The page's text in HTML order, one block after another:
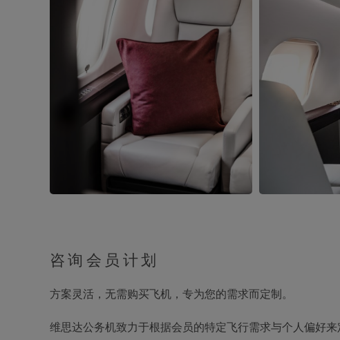
咨询会员计划
方案灵活，无需购买飞机，专为您的需求而定制。
维思达公务机致力于根据会员的特定飞行需求与个人偏好